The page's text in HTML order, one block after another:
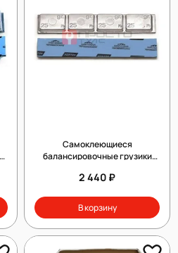
Самоклеющиеся
балансировочные грузики
2 440 ₽
В корзину